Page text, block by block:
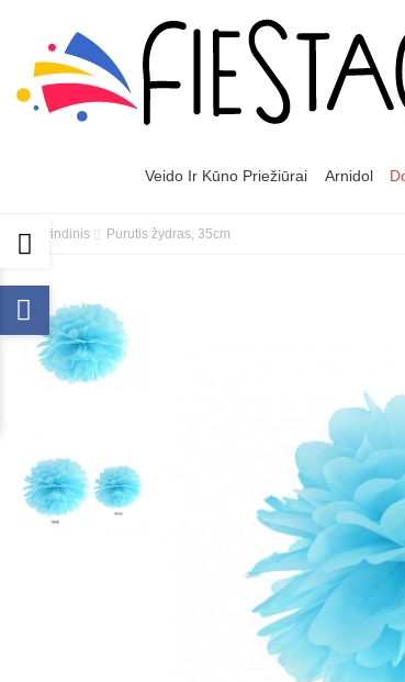
Veido Ir Kūno Priežiūrai Arnidol
Pagrindinis Purutis žydras, 35cm